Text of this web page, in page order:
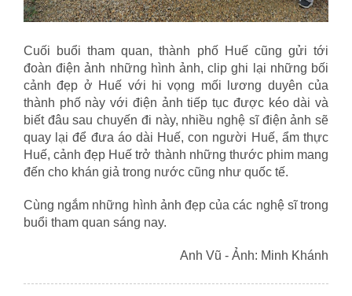
Cuối buổi tham quan, thành phố Huế cũng gửi tới
đoàn điện ảnh những hình ảnh, clip ghi lại những bối
cảnh đẹp ở Huế với hi vọng mối lương duyên của
thành phố này với điện ảnh tiếp tục được kéo dài và
biết đâu sau chuyến đi này, nhiều nghệ sĩ điện ảnh sẽ
quay lại để đưa áo dài Huế, con người Huế, ẩm thực
Huế, cảnh đẹp Huế trở thành những thước phim mang
đến cho khán giả trong nước cũng như quốc tế.
Cùng ngắm những hình ảnh đẹp của các nghệ sĩ trong
buổi tham quan sáng nay.
Anh Vũ - Ảnh: Minh Khánh